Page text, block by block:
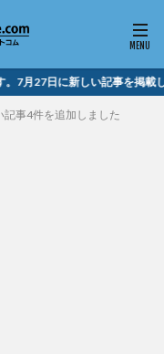
7月27日に新しい記事を掲載し
記事4件を追加しました